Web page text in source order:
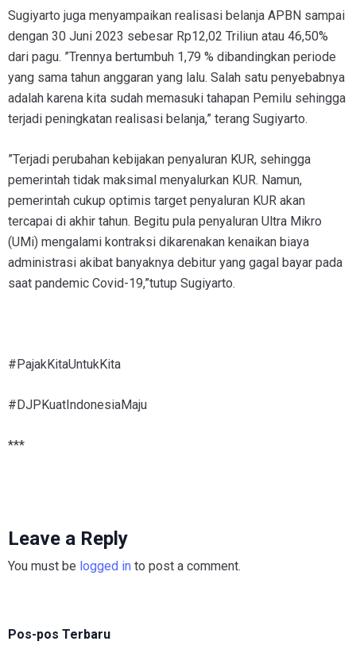
Sugiyarto juga menyampaikan realisasi belanja APBN sampai
dengan 30 Juni 2023 sebesar Rp12,02 Triliun atau 46,50%
dari pagu. ”Trennya bertumbuh 1,79 % dibandingkan periode
yang sama tahun anggaran yang lalu. Salah satu penyebabnya
adalah karena kita sudah memasuki tahapan Pemilu sehingga
terjadi peningkatan realisasi belanja,” terang Sugiyarto.
”Terjadi perubahan kebijakan penyaluran KUR, sehingga
pemerintah tidak maksimal menyalurkan KUR. Namun,
pemerintah cukup optimis target penyaluran KUR akan
tercapai di akhir tahun. Begitu pula penyaluran Ultra Mikro
(UMi) mengalami kontraksi dikarenakan kenaikan biaya
administrasi akibat banyaknya debitur yang gagal bayar pada
saat pandemic Covid-19,”tutup Sugiyarto.
#PajakKitaUntukKita
#DJPKuatIndonesiaMaju
***
Leave a Reply
You must be logged in to post a comment.
Pos-pos Terbaru